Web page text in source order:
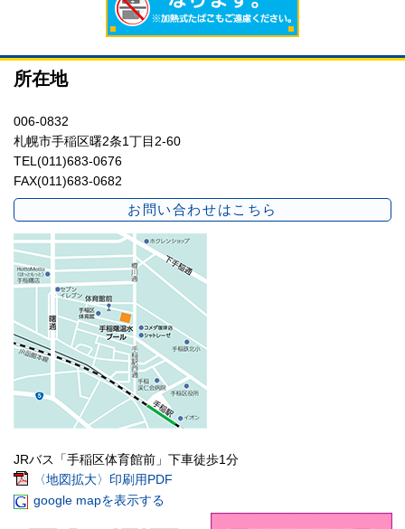
所在地
006-0832
札幌市手稲区曙2条1丁目2-60
TEL(011)683-0676
FAX(011)683-0682
お問い合わせはこちら
JRバス「手稲区体育館前」下車徒歩1分
〈地図拡大〉印刷用PDF
google mapを表示する